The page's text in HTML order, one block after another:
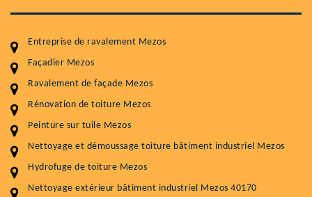
Entreprise de ravalement Mezos
Façadier Mezos
Ravalement de façade Mezos
Rénovation de toiture Mezos
Peinture sur tuile Mezos
Nettoyage et démoussage toiture bâtiment industriel Mezos
Hydrofuge de toiture Mezos
Nettoyage extérieur bâtiment industriel Mezos 40170
Entretenir votre toiture, c'est préserver sa
durabilité
Plus de 15 ans d'expérience en couverture et facade
Service
Nettoyageb toiture